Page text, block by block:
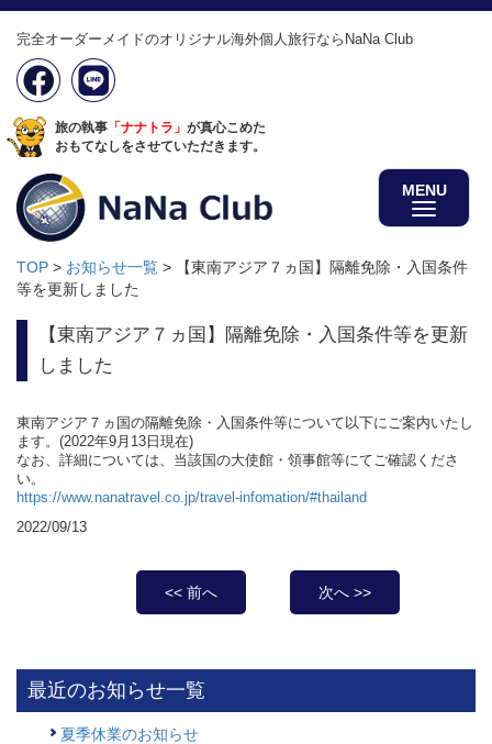
完全オーダーメイドのオリジナル海外個人旅行ならNaNa Club
旅の執事 「ナナトラ」 が真心こめた
おもてなしをさせていただきます。
MENU
TOP > お知らせ一覧 >
【東南アジア７ヵ国】隔離免除・入国条件
等を更新しました
【東南アジア７ヵ国】隔離免除・入国条件等を更新
しました
東南アジア７ヵ国の隔離免除・入国条件等について以下にご案内いたし
ます。(2022年9月13日現在)
なお、詳細については、当該国の大使館・領事館等にてご確認くださ
い。
https://www.nanatravel.co.jp/travel-infomation/#thailand
2022/09/13
<< 前へ 次へ >>
最近のお知らせ一覧
夏季休業のお知らせ